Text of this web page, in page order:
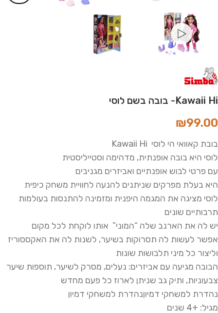
Kawaii Hi- בובה בשם לוסי
₪99.00
בובת קאוואי הי לוסי Kawaii Hi
לוסי היא בובה אופנתית, מדהימה וסטייליסטית
עם פרטי לבוש אופנתיים ואביזרים מגניבים
היא בעלת מפרקים שניתנים להנעה לחוויית משחק כיפית
לוסי מציגה את המגמה היפנית ומזמינה להתנסות בעולמות
תרבותיים שונים
יש לה את הארנב שלה “המוני” אותו לוקחת לכל מקום
אפשר לעשות לה תסרוקות בשיער, לשנות לה את האקססוריז
וליצור כל מיני תלבושות שונות
הבובה מגיעה עם אביזרים: נעלים, מסרק לשיער, תוספות שיער
צבעוניות, ותיק גב שניתן לארוז כל פעם מחדש
נהדרת למשחקי דמיוןנהדרת למשחקי דמיון
מגיל: +4 שנים